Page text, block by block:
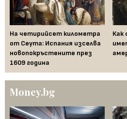
На четирийсет километра
от Сеута: Испания изселва
новопокръстените през
1609 година
Как
Money.bg